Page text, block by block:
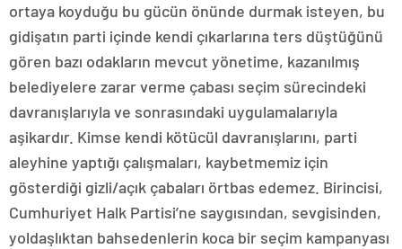
ortaya koyduğu bu gücün önünde durmak isteyen, bu
gidişatın parti içinde kendi çıkarlarına ters düştüğünü
gören bazı odakların mevcut yönetime, kazanılmış
belediyelere zarar verme çabası seçim sürecindeki
davranışlarıyla ve sonrasındaki uygulamalarıyla
aşikardır. Kimse kendi kötücül davranışlarını, parti
aleyhine yaptığı çalışmaları, kaybetmemiz için
gösterdiği gizli/açık çabaları örtbas edemez. Birincisi,
Cumhuriyet Halk Partisi’ne saygısından, sevgisinden,
yoldaşlıktan bahsedenlerin koca bir seçim kampanyası